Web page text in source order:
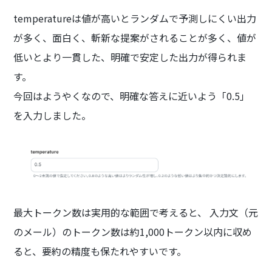
temperatureは値が高いとランダムで予測しにくい出力
が多く、面白く、斬新な提案がされることが多く、値が
低いとより一貫した、明確で安定した出力が得られま
す。
今回はようやくなので、明確な答えに近いよう「0.5」
を入力しました。
最大トークン数は実用的な範囲で考えると、 入力文（元
のメール）のトークン数は約1,000トークン以内に収め
ると、要約の精度も保たれやすいです。